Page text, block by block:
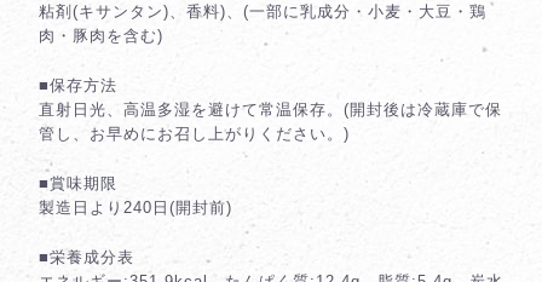
粘剤(キサンタン)、香料)、(一部に乳成分・小麦・大豆・鶏
肉・豚肉を含む)
■保存方法
直射日光、高温多湿を避けて常温保存。(開封後は冷蔵庫で保
管し、お早めにお召し上がりください。)
■賞味期限
製造日より240日(開封前)
■栄養成分表